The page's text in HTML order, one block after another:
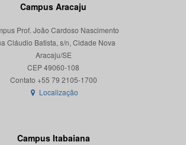
Campus Aracaju
Prof. João Cardoso Nascimento
Cláudio Batista, s/n, Cidade Nova
Aracaju/SE
CEP 49060-108
Localização
Campus Itabaiana